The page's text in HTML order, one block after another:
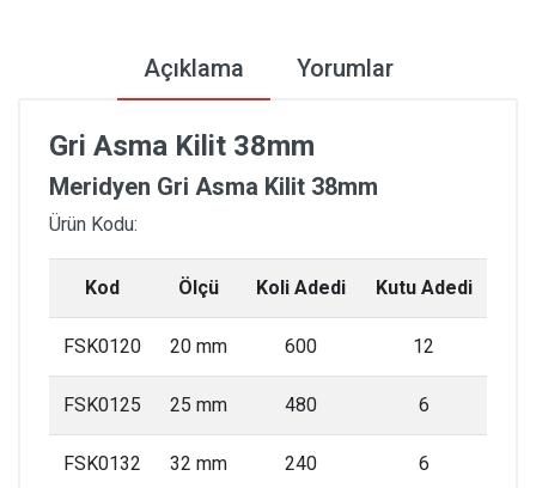
Açıklama Yorumlar
Gri Asma Kilit 38mm
Meridyen Gri Asma Kilit 38mm
Ürün Kodu:
Kod Ölçü Koli Adedi Kutu Adedi
FSK0120 20 mm 600 12
FSK0125 25 mm 480 6
FSK0132 32 mm 240 6